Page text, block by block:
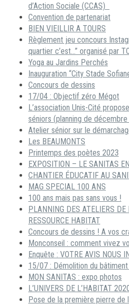
d’Action Sociale (CCAS)
Convention de partenariat
BIEN VIEILLIR A TOURS
Règlement jeu concours
quartier c’est…” organisé par
Yoga au Jardins Perchés
Inauguration “City Stade
Concours de dessins
17/04 : Objectif zéro Mégot
L’association Unis-Cité
séniors (planning de
Atelier sénior sur le
Les BEAUMONTS
Printemps des poètes 2023
EXPOSITION – LE SANITAS
CHANTIER ÉDUCATIF AU
MAG SPECIAL 100 ANS
100 ans mais pas sans vous !
PLANNING DES ATELIERS DE
RESSOURCE HABITAT
Concours de dessins ! A vos
Monconseil : comment vivez
Enquête : VOTRE AVIS NOUS
15/07 : Démolition du
MON SANITAS : expo photos
L’UNIVERS DE L’HABITAT
Pose de la première pierre de